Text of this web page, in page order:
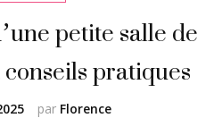
petite salle de
pratiques
par Florence